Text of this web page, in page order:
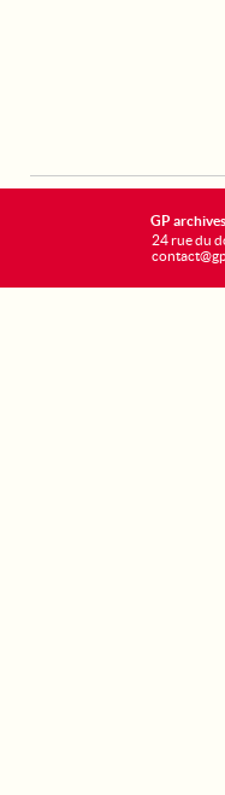
GP archives
24 rue du